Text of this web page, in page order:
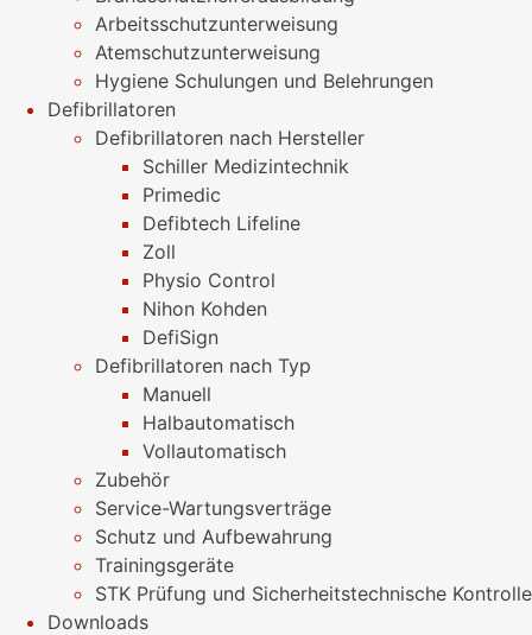
Arbeitsschutzunterweisung
Atemschutzunterweisung
Hygiene Schulungen und Belehrungen
Defibrillatoren
Defibrillatoren nach Hersteller
Schiller Medizintechnik
Primedic
Defibtech Lifeline
Zoll
Physio Control
Nihon Kohden
DefiSign
Defibrillatoren nach Typ
Manuell
Halbautomatisch
Vollautomatisch
Zubehör
Service-Wartungsverträge
Schutz und Aufbewahrung
Trainingsgeräte
STK Prüfung und Sicherheitstechnische Kontrolle
Downloads